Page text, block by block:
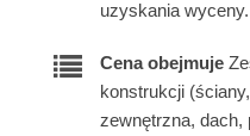
uzyskania wyceny.
Cena obejmuje
konstrukcji
zewnętrzna, dach,